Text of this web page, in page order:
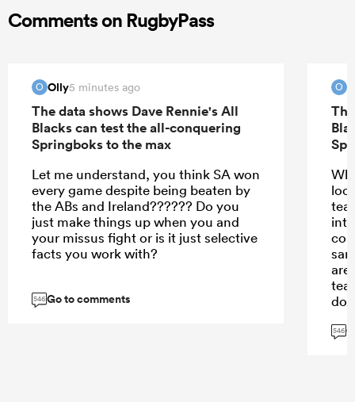
Comments on RugbyPass
O Olly5 minutes ago
The data shows Dave Rennie's All
Blacks can test the all-conquering
Springboks to the max
Let me understand, you think SA won
every game despite being beaten by
the ABs and Ireland?????? Do you
just make things up when you and
your missus fight or is it just selective
facts you work with?
546Go to comments
O
are
546